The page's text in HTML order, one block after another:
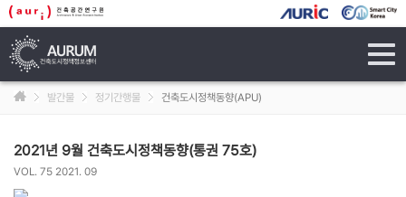
발간물 정기간행물 건축도시정책동향(APU)
2021년 9월 건축도시정책동향(통권 75호)
VOL. 75 2021. 09